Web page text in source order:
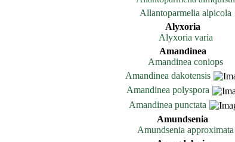
Allantoparmelia alpicola
Alyxoria
Alyxoria varia
Amandinea
Amandinea coniops
Amandinea dakotensis
Amandinea polyspora
Amandinea punctata
Amundsenia
Amundsenia approximata